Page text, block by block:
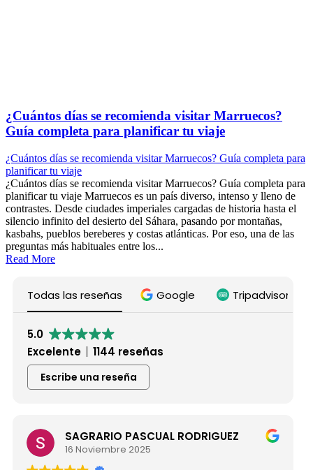
¿Cuántos días se recomienda visitar Marruecos?
Guía completa para planificar tu viaje
¿Cuántos días se recomienda visitar Marruecos? Guía completa para
planificar tu viaje
¿Cuántos días se recomienda visitar Marruecos? Guía completa para
planificar tu viaje Marruecos es un país diverso, intenso y lleno de
contrastes. Desde ciudades imperiales cargadas de historia hasta el
silencio infinito del desierto del Sáhara, pasando por montañas,
kasbahs, pueblos bereberes y costas atlánticas. Por eso, una de las
preguntas más habituales entre los...
Read More
Todas las reseñas Google Tripadvisor
5.0
Excelente
1144 reseñas
Escribe una reseña
PASCUAL RODRIGUEZ
2025
Maria De